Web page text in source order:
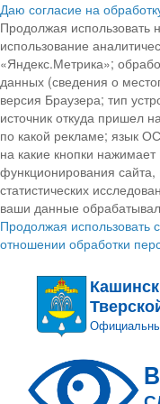
Даю согласие на
Продолжая использовать
использование
«Яндекс.Метрика»;
данных (сведения о
версия Браузера; тип
источник откуда пришел
по какой рекламе; язык
на какие кнопки
функционирования сайта,
статистических
ваши данные
Продолжая использовать
отношении обработки